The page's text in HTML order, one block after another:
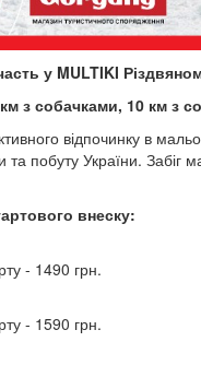
у MULTIKI
з собачками, 10 км з
відпочинку в
та побуту України.
внеску:
- 1490 грн.
- 1590 грн.